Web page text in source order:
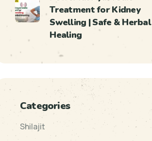
Treatment for Kidney
Swelling | Safe & Herbal
Healing
Categories
Shilajit